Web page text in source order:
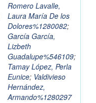
Romero Lavalle,
Laura María De los
Dolores%1280082;
García García,
Lizbeth
Guadalupe%546109;
Tamay López, Perla
Eunice; Valdivieso
Hernández,
Armando%1280297